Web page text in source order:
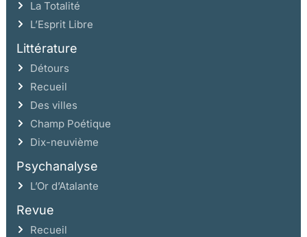
La Totalité
L’Esprit Libre
Littérature
Détours
Recueil
Des villes
Champ Poétique
Dix-neuvième
Psychanalyse
L’Or d’Atalante
Revue
Recueil